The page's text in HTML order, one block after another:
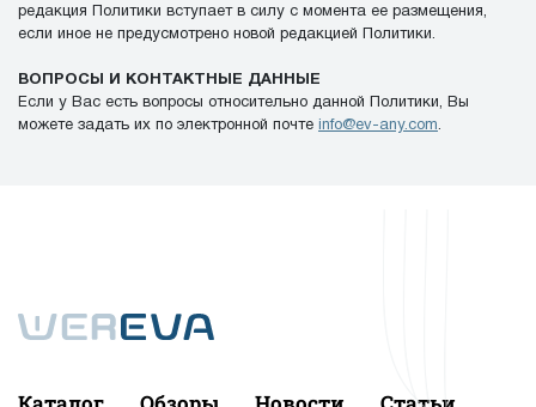
редакция Политики вступает в силу с момента ее размещения,
если иное не предусмотрено новой редакцией Политики.
ВОПРОСЫ И КОНТАКТНЫЕ ДАННЫЕ
Если у Вас есть вопросы относительно данной Политики, Вы
можете задать их по электронной почте info@ev-any.com.